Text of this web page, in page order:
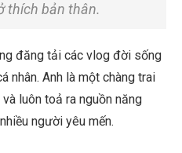
thích bản thân.
đăng tải các vlog đời sống
nhân. Anh là một chàng trai
luôn toả ra nguồn năng
người yêu mến.